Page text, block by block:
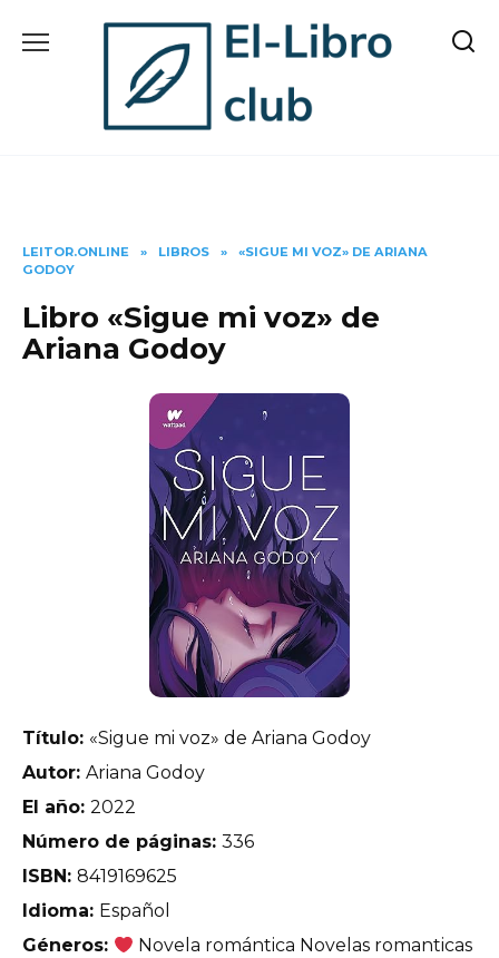
LEITOR.ONLINE » LIBROS »
«SIGUE MI VOZ» DE ARIANA
GODOY
Libro «Sigue mi voz» de
Ariana Godoy
Título: «Sigue mi voz» de Ariana Godoy
Autor: Ariana Godoy
El año: 2022
Número de páginas: 336
ISBN: 8419169625
Idioma: Español
Géneros:
Novela romántica Novelas romanticas